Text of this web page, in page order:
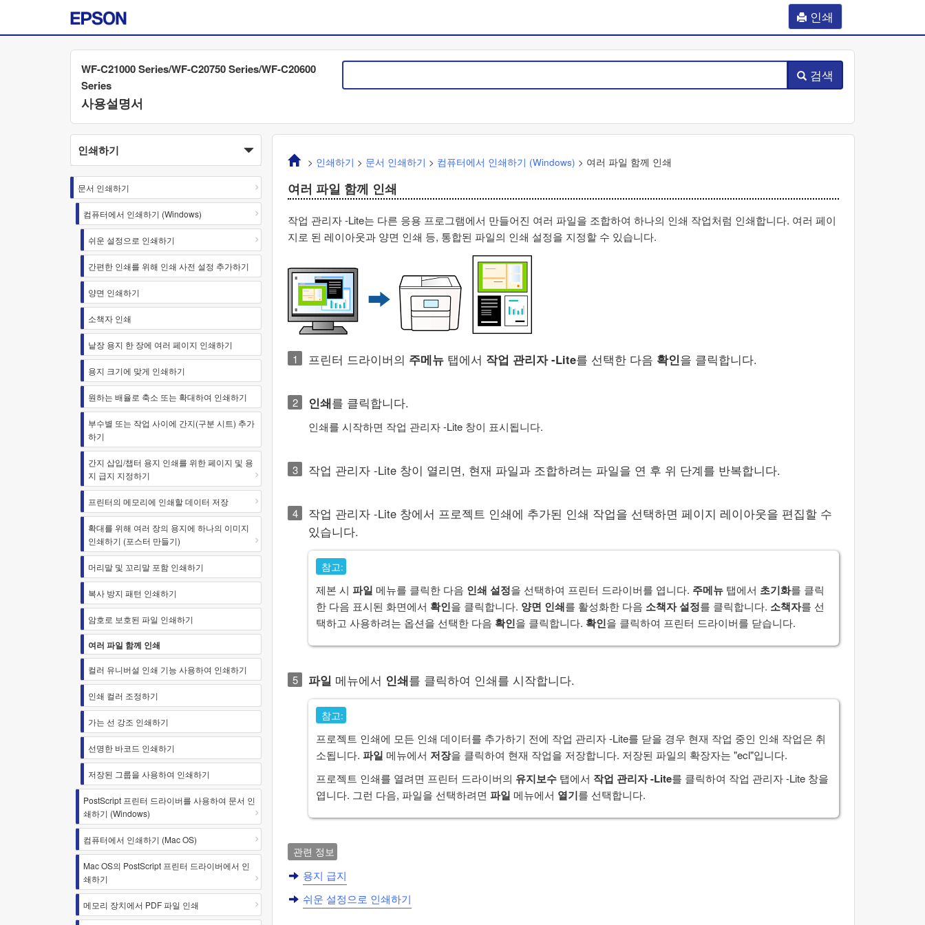
인쇄
WF-C21000 Series/WF-C20750 Series/WF-C20600
Series
사용설명서
검색
인쇄하기
문서 인쇄하기
컴퓨터에서 인쇄하기 (Windows)
쉬운 설정으로 인쇄하기
간편한 인쇄를 위해 인쇄 사전 설정 추가하기
양면 인쇄하기
소책자 인쇄
낱장 용지 한 장에 여러 페이지 인쇄하기
용지 크기에 맞게 인쇄하기
원하는 배율로 축소 또는 확대하여 인쇄하기
부수별 또는 작업 사이에 간지(구분 시트) 추가
하기
간지 삽입/챕터 용지 인쇄를 위한 페이지 및 용
지 급지 지정하기
프린터의 메모리에 인쇄할 데이터 저장
확대를 위해 여러 장의 용지에 하나의 이미지
인쇄하기 (포스터 만들기)
머리말 및 꼬리말 포함 인쇄하기
복사 방지 패턴 인쇄하기
암호로 보호된 파일 인쇄하기
여러 파일 함께 인쇄
컬러 유니버설 인쇄 기능 사용하여 인쇄하기
인쇄 컬러 조정하기
가는 선 강조 인쇄하기
선명한 바코드 인쇄하기
저장된 그룹을 사용하여 인쇄하기
PostScript 프린터 드라이버를 사용하여 문서 인
쇄하기 (Windows)
컴퓨터에서 인쇄하기 (Mac OS)
Mac OS의 PostScript 프린터 드라이버에서 인
쇄하기
메모리 장치에서 PDF 파일 인쇄
> 인쇄하기 > 문서 인쇄하기 > 컴퓨터에서 인쇄하기 (Windows) > 여러 파일 함께 인쇄
여러 파일 함께 인쇄
작업 관리자 -Lite는 다른 응용 프로그램에서 만들어진 여러 파일을 조합하여 하나의 인쇄 작업처럼 인쇄합니다. 여러 페이
지로 된 레이아웃과 양면 인쇄 등, 통합된 파일의 인쇄 설정을 지정할 수 있습니다.
프린터 드라이버의 주메뉴 탭에서 작업 관리자 -Lite를 선택한 다음 확인을 클릭합니다.
인쇄를 클릭합니다.
인쇄를 시작하면 작업 관리자 -Lite 창이 표시됩니다.
작업 관리자 -Lite 창이 열리면, 현재 파일과 조합하려는 파일을 연 후 위 단계를 반복합니다.
작업 관리자 -Lite 창에서 프로젝트 인쇄에 추가된 인쇄 작업을 선택하면 페이지 레이아웃을 편집할 수
있습니다.
참고:
제본 시 파일 메뉴를 클릭한 다음 인쇄 설정을 선택하여 프린터 드라이버를 엽니다. 주메뉴탭에서 초기화를 클릭
한 다음 표시된 화면에서 확인을 클릭합니다. 양면 인쇄를 활성화한 다음 소책자 설정를 클릭합니다. 소책자를 선
택하고 사용하려는 옵션을 선택한 다음 확인을 클릭합니다. 확인을 클릭하여 프린터 드라이버를 닫습니다.
파일 메뉴에서 인쇄를 클릭하여 인쇄를 시작합니다.
참고:
프로젝트 인쇄에 모든 인쇄 데이터를 추가하기 전에 작업 관리자 -Lite를 닫을 경우 현재 작업 중인 인쇄 작업은 취
소됩니다. 파일 메뉴에서 저장을 클릭하여 현재 작업을 저장합니다. 저장된 파일의 확장자는 "ecl"입니다.
프로젝트 인쇄를 열려면 프린터 드라이버의 유지보수탭에서 작업 관리자 -Lite를 클릭하여 작업 관리자 -Lite창을
엽니다. 그런 다음, 파일을 선택하려면 파일 메뉴에서 열기를 선택합니다.
관련 정보
용지 급지
쉬운 설정으로 인쇄하기